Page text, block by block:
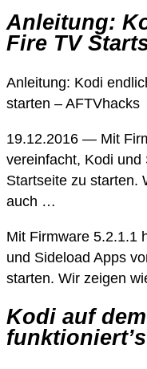
Anleitung:
Fire TV
Anleitung: Kodi
starten – AFTVhacks
19.12.2016 — Mit
vereinfacht, Kodi und
Startseite zu starten.
auch …
Mit Firmware 5.2.1.1
und Sideload Apps
starten. Wir zeigen
Kodi auf
funktioniert’s